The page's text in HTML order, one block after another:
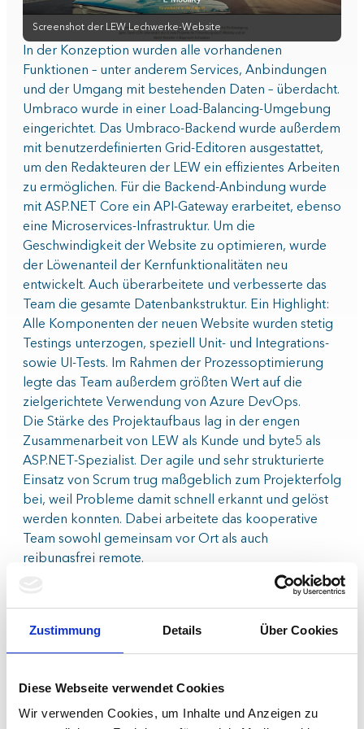
Zustimmung Details Über Cookies
Diese Webseite verwendet Cookies
Wir verwenden Cookies, um Inhalte und Anzeigen zu
Screenshot der LEW Lechwerke-Website
In der Konzeption wurden alle vorhandenen
Funktionen – unter anderem Services, Anbindungen
und der Umgang mit bestehenden Daten – überdacht.
Umbraco wurde in einer Load-Balancing-Umgebung
eingerichtet. Das Umbraco-Backend wurde außerdem
mit benutzerdefinierten Grid-Editoren ausgestattet,
um den Redakteuren der LEW ein effizientes Arbeiten
zu ermöglichen. Für die Backend-Anbindung wurde
mit ASP.NET Core ein API-Gateway erarbeitet, ebenso
eine Microservices-Infrastruktur. Um die
Geschwindigkeit der Website zu optimieren, wurde
der Löwenanteil der Kernfunktionalitäten neu
entwickelt. Auch überarbeitete und verbesserte das
Team die gesamte Datenbankstruktur. Ein Highlight:
Alle Komponenten der neuen Website wurden stetig
Testings unterzogen, speziell Unit- und Integrations-
sowie UI-Tests. Im Rahmen der Prozessoptimierung
legte das Team außerdem größten Wert auf die
zielgerichtete Verwendung von Azure DevOps.
Die Stärke des Projektaufbaus lag in der engen
Zusammenarbeit von LEW als Kunde und byte5 als
ASP.NET-Spezialist. Der agile und sehr strukturierte
Einsatz von Scrum trug maßgeblich zum Projekterfolg
bei, weil Probleme damit schnell erkannt und gelöst
werden konnten. Dabei arbeitete das kooperative
Team sowohl gemeinsam vor Ort als auch
reibungsfrei remote.